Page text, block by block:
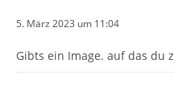
5. März 2023 um 11:04
Gibts ein Image. auf das du